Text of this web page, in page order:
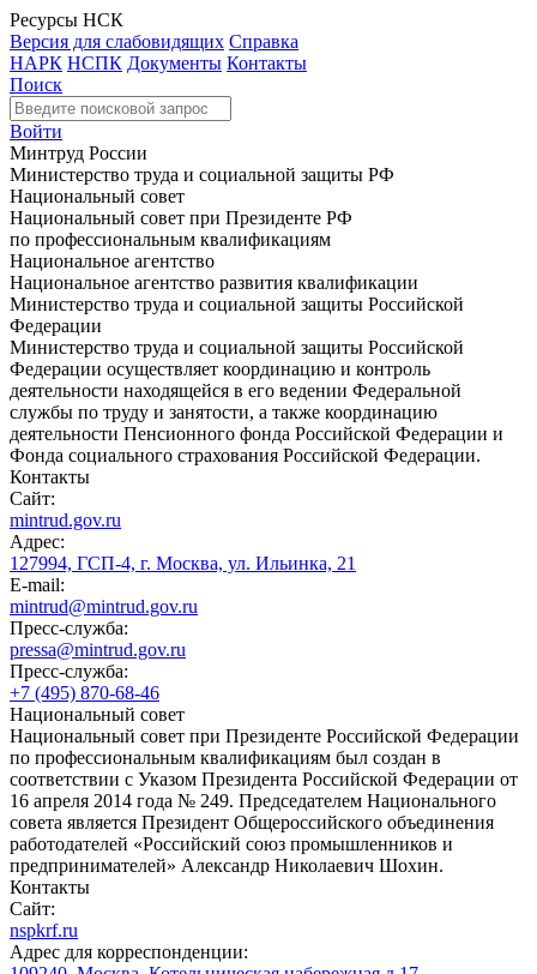
Ресурсы НСК
Версия для слабовидящих Справка
НАРК НСПК Документы Контакты
Поиск
Войти
Минтруд России
Министерство труда и социальной защиты РФ
Национальный совет
Национальный совет при Президенте РФ
по профессиональным квалификациям
Национальное агентство
Национальное агентство развития квалификации
Министерство труда и социальной защиты Российской
Федерации
Министерство труда и социальной защиты Российской
Федерации осуществляет координацию и контроль
деятельности находящейся в его ведении Федеральной
службы по труду и занятости, а также координацию
деятельности Пенсионного фонда Российской Федерации и
Фонда социального страхования Российской Федерации.
Контакты
Сайт:
mintrud.gov.ru
Адрес:
127994, ГСП-4, г. Москва, ул. Ильинка, 21
E-mail:
mintrud@mintrud.gov.ru
Пресс-служба:
pressa@mintrud.gov.ru
Пресс-служба:
+7 (495) 870-68-46
Национальный совет
Национальный совет при Президенте Российской Федерации
по профессиональным квалификациям был создан в
соответствии с Указом Президента Российской Федерации от
16 апреля 2014 года № 249. Председателем Национального
совета является Президент Общероссийского объединения
работодателей «Российский союз промышленников и
предпринимателей» Александр Николаевич Шохин.
Контакты
Сайт:
nspkrf.ru
Адрес для корреспонденции: